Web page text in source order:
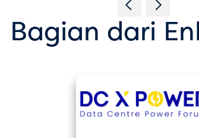
Bagian dari